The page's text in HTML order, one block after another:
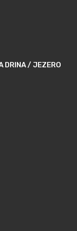
DRINA / JEZERO